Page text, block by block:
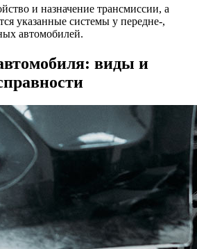
и назначение трансмиссии, а
указанные системы у передне-,
автомобилей.
виды и